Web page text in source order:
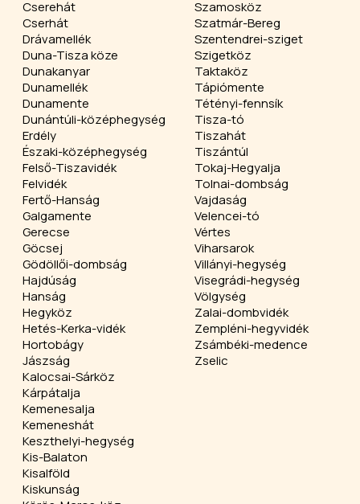
Cserehát
Cserhát
Drávamellék
Duna-Tisza köze
Dunakanyar
Dunamellék
Dunamente
Dunántúli-középhegység
Erdély
Északi-középhegység
Felső-Tiszavidék
Felvidék
Fertő-Hanság
Galgamente
Gerecse
Göcsej
Gödöllői-dombság
Hajdúság
Hanság
Hegyköz
Hetés-Kerka-vidék
Hortobágy
Jászság
Kalocsai-Sárköz
Kárpátalja
Kemenesalja
Kemeneshát
Keszthelyi-hegység
Kis-Balaton
Kisalföld
Kiskunság
Szamosköz
Szatmár-Bereg
Szentendrei-sziget
Szigetköz
Taktaköz
Tápiómente
Tétényi-fennsík
Tisza-tó
Tiszahát
Tiszántúl
Tokaj-Hegyalja
Tolnai-dombság
Vajdaság
Velencei-tó
Vértes
Viharsarok
Villányi-hegység
Visegrádi-hegység
Völgység
Zalai-dombvidék
Zempléni-hegyvidék
Zsámbéki-medence
Zselic